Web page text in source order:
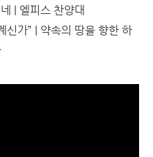
| 엘피스 찬양대
신가” | 약속의 땅을 향한 하